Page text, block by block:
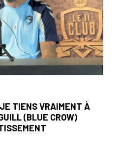
TIENS VRAIMENT À
(BLUE CROW)